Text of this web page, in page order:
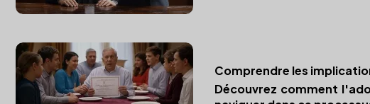
Comprendre les
Découvrez comment